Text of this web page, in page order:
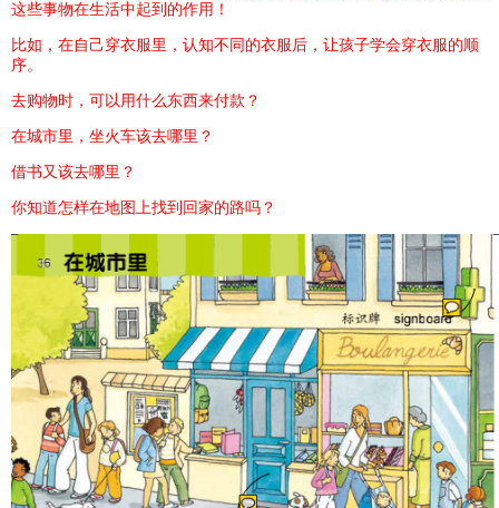
这些事物在生活中起到的作用！
比如，在自己穿衣服里，认知不同的衣服后，让孩子学会穿衣服的顺
序。
去购物时，可以用什么东西来付款？
在城市里，坐火车该去哪里？
借书又该去哪里？
你知道怎样在地图上找到回家的路吗？